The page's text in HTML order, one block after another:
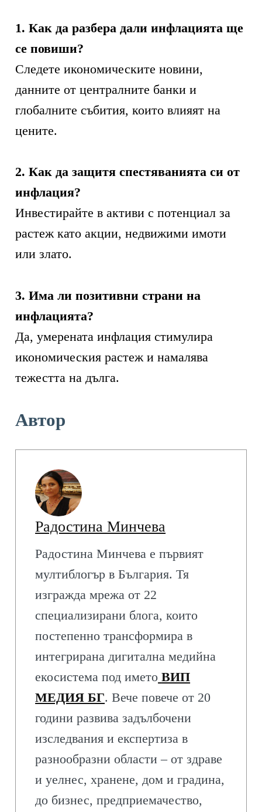
1. Как да разбера дали инфлацията ще
се повиши?
Следете икономическите новини,
данните от централните банки и
глобалните събития, които влияят на
цените.
2. Как да защитя спестяванията си от
инфлация?
Инвестирайте в активи с потенциал за
растеж като акции, недвижими имоти
или злато.
3. Има ли позитивни страни на
инфлацията?
Да, умерената инфлация стимулира
икономическия растеж и намалява
тежестта на дълга.
Автор
Радостина Минчева
Радостина Минчева е първият
мултиблогър в България. Тя
изгражда мрежа от 22
специализирани блога, които
постепенно трансформира в
интегрирана дигитална медийна
екосистема под името ВИП
МЕДИЯ БГ. Вече повече от 20
години развива задълбочени
изследвания и експертиза в
разнообразни области – от здраве
и уелнес, хранене, дом и градина,
до бизнес, предприемачество,